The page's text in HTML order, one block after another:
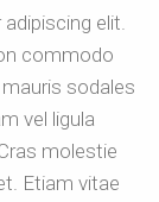
elit.
commodo
sodales
vel ligula
molestie
Etiam vitae